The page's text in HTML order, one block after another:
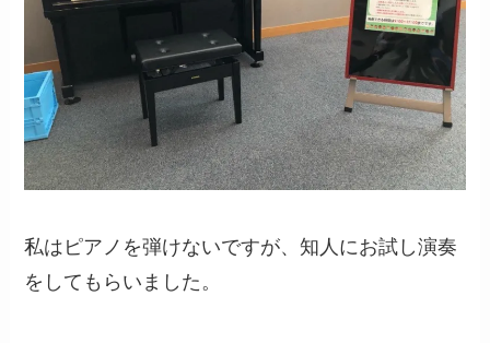
私はピアノを弾けないですが、知人にお試し演奏
をしてもらいました。